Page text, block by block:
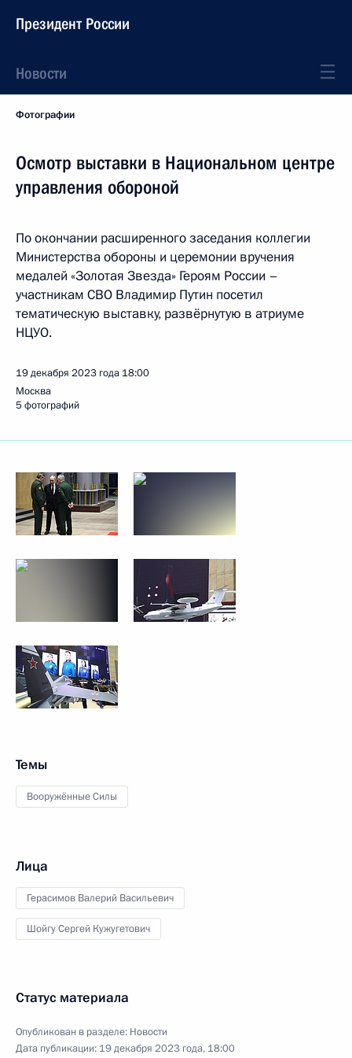
Президент России
Новости
Фотографии
Осмотр выставки в Национальном центре
управления обороной
По окончании расширенного заседания коллегии
Министерства обороны и церемонии вручения
медалей «Золотая Звезда» Героям России –
участникам СВО Владимир Путин посетил
тематическую выставку, развёрнутую в атриуме
НЦУО.
19 декабря 2023 года 18:00
Москва
5 фотографий
Темы
Вооружённые Силы
Лица
Герасимов Валерий Васильевич
Шойгу Сергей Кужугетович
Статус материала
Опубликован в разделе: Новости
Дата публикации: 19 декабря 2023 года, 18:00